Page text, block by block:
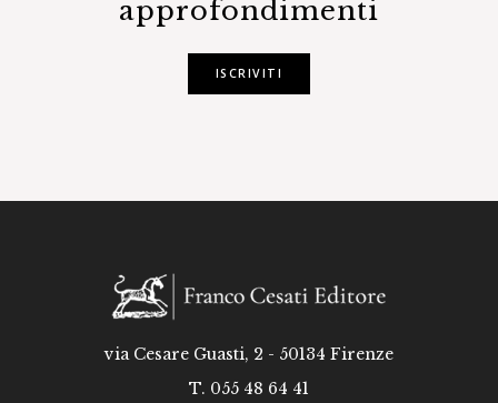
approfondimenti
ISCRIVITI
via Cesare Guasti, 2 - 50134 Firenze
T. 055 48 64 41